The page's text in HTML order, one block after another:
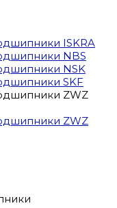
ISKRA
NBS
NSK
SKF
ZWZ
ZWZ